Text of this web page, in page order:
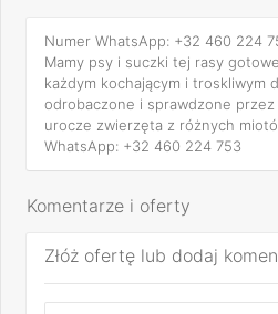
Numer WhatsApp: +32 460 224
Mamy psy i suczki tej rasy
każdym kochającym i troskliwym
odrobaczone i sprawdzone
urocze zwierzęta z różnych
WhatsApp: +32 460 224 753
Komentarze i oferty
Złóż ofertę lub dodaj